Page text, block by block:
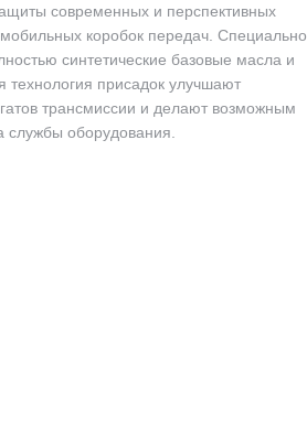
современных и перспективных
коробок передач. Специально
синтетические базовые масла и
технология присадок улучшают
трансмиссии и делают возможным
службы оборудования.